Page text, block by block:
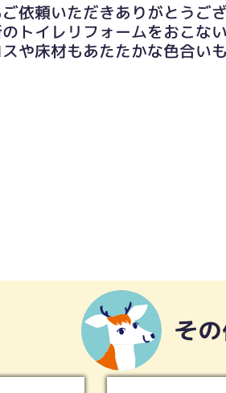
依頼いただきありがとうござ
トイレリフォームをおこない
や床材もあたたかな色合い
そ